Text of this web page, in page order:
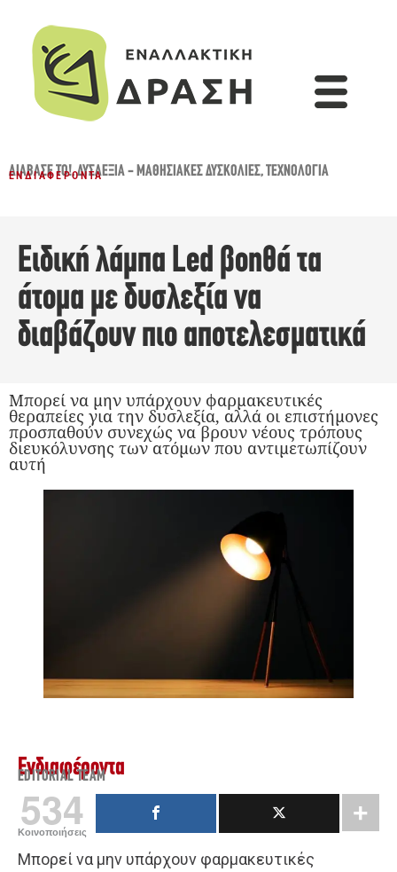
ΔΙΆΒΑΣΈ ΤΟ!,ΔΥΣΛΕΞΊΑ - ΜΑΘΗΣΙΑΚΈΣ ΔΥΣΚΟΛΊΕΣ,ΤΕΧΝΟΛΟΓΊΑ
ΕΝΔΙΑΦΈΡΟΝΤΑ
Ειδική λάμπα Led βοηθά τα
άτομα με δυσλεξία να
διαβάζουν πιο αποτελεσματικά
Μπορεί να μην υπάρχουν φαρμακευτικές
θεραπείες για την δυσλεξία, αλλά οι επιστήμονες
προσπαθούν συνεχώς να βρουν νέους τρόπους
διευκόλυνσης των ατόμων που αντιμετωπίζουν
αυτή
Ενδιαφέροντα
EDITORIAL TEAM
534
Κοινοποιήσεις
Μπορεί να μην υπάρχουν φαρμακευτικές